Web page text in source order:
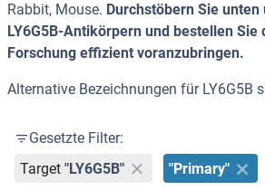
Rabbit, Mouse. Durchstöbern Sie
LY6G5B-Antikörpern und bestellen
Forschung effizient voranzubringen.
Alternative Bezeichnungen für LY6G5B
Gesetzte Filter:
Target "LY6G5B" "Primary"